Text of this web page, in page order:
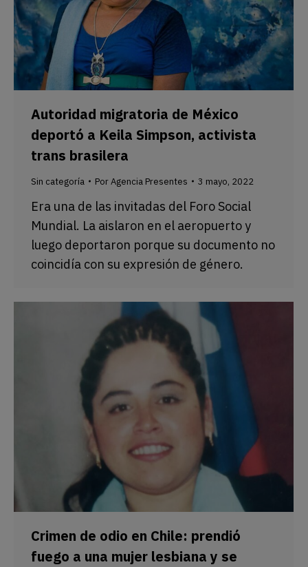
Autoridad migratoria de México
deportó a Keila Simpson, activista
trans brasilera
Sin categoría PorAgencia Presentes 3 mayo, 2022
Era una de las invitadas del Foro Social
Mundial. La aislaron en el aeropuerto y
luego deportaron porque su documento no
coincidía con su expresión de género.
Crimen de odio en Chile: prendió
fuego a una mujer lesbiana y se